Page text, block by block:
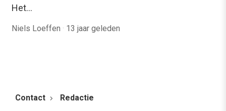
Het…
Niels Loeffen · 13 jaar geleden
Contact Redactie